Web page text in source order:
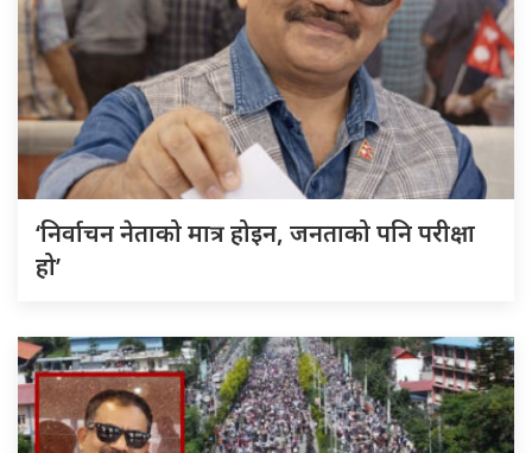
‘निर्वाचन नेताको मात्र होइन, जनताको पनि परीक्षा
हो’